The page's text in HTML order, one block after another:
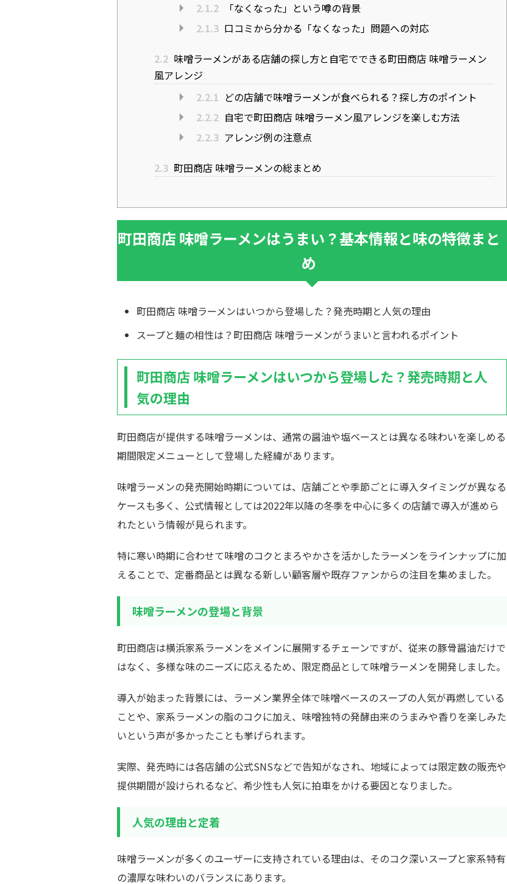
2.1.2
「なくなった」という噂の背景
2.1.3 口コミから分かる「なくなった」問題への対応
2.2 味噌ラーメンがある店舗の探し方と自宅でできる町田商店 味噌ラーメン
風アレンジ
2.2.1 どの店舗で味噌ラーメンが食べられる？探し方のポイント
2.2.2 自宅で町田商店 味噌ラーメン風アレンジを楽しむ方法
2.2.3 アレンジ例の注意点
2.3 町田商店 味噌ラーメンの総まとめ
町田商店 味噌ラーメンはうまい？基本情報と味の特徴まと
め
町田商店 味噌ラーメンはいつから登場した？発売時期と人気の理由
スープと麺の相性は？町田商店 味噌ラーメンがうまいと言われるポイント
町田商店 味噌ラーメンはいつから登場した？発売時期と人
気の理由
町田商店が提供する味噌ラーメンは、通常の醤油や塩ベースとは異なる味わいを楽しめる
期間限定メニューとして登場した経緯があります。
味噌ラーメンの発売開始時期については、店舗ごとや季節ごとに導入タイミングが異なる
ケースも多く、公式情報としては2022年以降の冬季を中心に多くの店舗で導入が進めら
れたという情報が見られます。
特に寒い時期に合わせて味噌のコクとまろやかさを活かしたラーメンをラインナップに加
えることで、定番商品とは異なる新しい顧客層や既存ファンからの注目を集めました。
味噌ラーメンの登場と背景
町田商店は横浜家系ラーメンをメインに展開するチェーンですが、従来の豚骨醤油だけで
はなく、多様な味のニーズに応えるため、限定商品として味噌ラーメンを開発しました。
導入が始まった背景には、ラーメン業界全体で味噌ベースのスープの人気が再燃している
ことや、家系ラーメンの脂のコクに加え、味噌独特の発酵由来のうまみや香りを楽しみた
いという声が多かったことも挙げられます。
実際、発売時には各店舗の公式SNSなどで告知がなされ、地域によっては限定数の販売や
提供期間が設けられるなど、希少性も人気に拍車をかける要因となりました。
人気の理由と定着
味噌ラーメンが多くのユーザーに支持されている理由は、そのコク深いスープと家系特有
の濃厚な味わいのバランスにあります。